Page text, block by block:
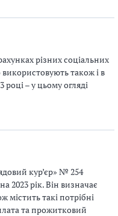
різних соціальних
також і в
– у цьому огляді
кур’єр» № 254
рік. Він визначає
містить такі потрібні
та прожитковий